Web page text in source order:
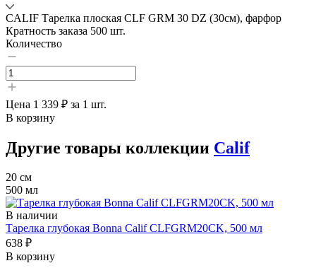
CALIF Тарелка плоская CLF GRM 30 DZ (30см), фарфор
Кратность заказа 500 шт.
Количество
Цена 1 339 ₽ за 1 шт.
В корзину
Другие товары коллекции Calif
20 см
500 мл
В наличии
Тарелка глубокая Bonna Calif CLFGRM20CK, 500 мл
638 ₽
В корзину